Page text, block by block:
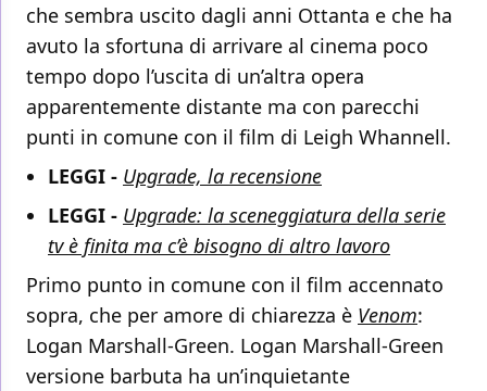
che sembra uscito dagli anni Ottanta e che ha
avuto la sfortuna di arrivare al cinema poco
tempo dopo l’uscita di un’altra opera
apparentemente distante ma con parecchi
punti in comune con il film di Leigh Whannell.
LEGGI - Upgrade, la recensione
LEGGI - Upgrade: la sceneggiatura della serie
tv è finita ma c’è bisogno di altro lavoro
Primo punto in comune con il film accennato
sopra, che per amore di chiarezza è Venom:
Logan Marshall-Green. Logan Marshall-Green
versione barbuta ha un’inquietante